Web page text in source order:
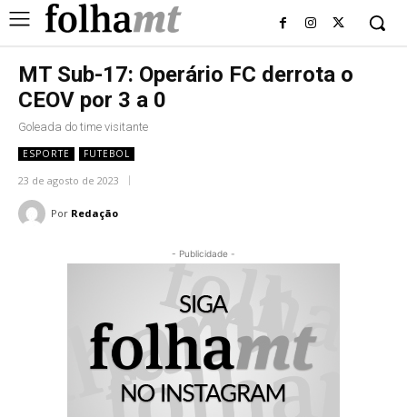
MT Sub-17: Operário FC derrota o
CEOV por 3 a 0
Goleada do time visitante
ESPORTE FUTEBOL
23 de agosto de 2023
Por Redação
- Publicidade -